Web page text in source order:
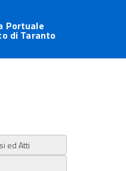
Portuale
di Taranto